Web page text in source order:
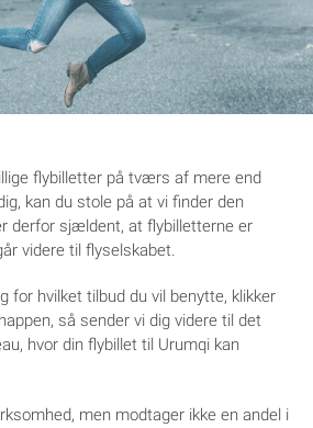
flybilletter på tværs af mere end
kan du stole på at vi finder den
derfor sjældent, at flybilletterne er
videre til flyselskabet.
for hvilket tilbud du vil benytte, klikker
så sender vi dig videre til det
hvor din flybillet til Urumqi kan
men modtager ikke en andel i